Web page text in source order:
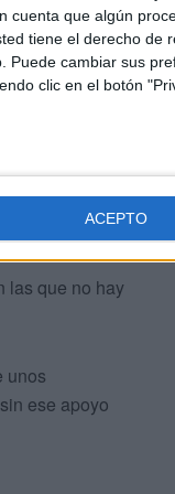
cuenta que algún
tiene el derecho de
Puede cambiar sus
clic en el botón
ACEPTO
cómo va a
las que no hay
unos
ese apoyo